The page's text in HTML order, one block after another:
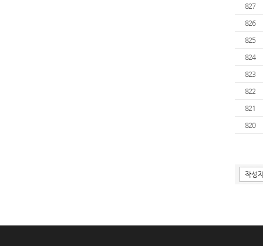
827
826
825
824
823
822
821
820